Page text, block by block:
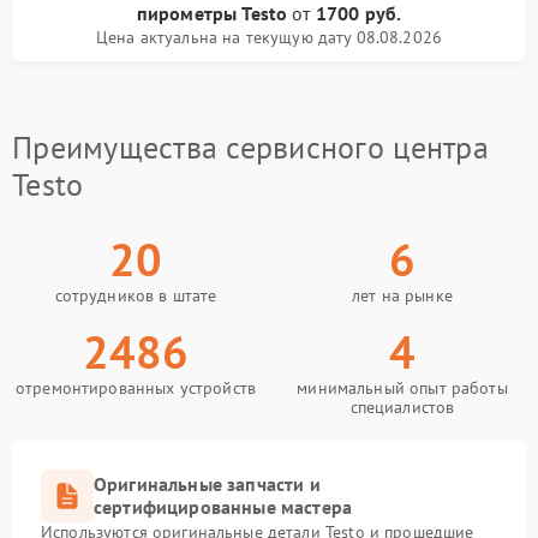
пирометры Testo от 1700 руб.
Цена актуальна на текущую дату 08.08.2026
Преимущества сервисного центра
Testo
20
сотрудников в штате
6
лет на рынке
2486
отремонтированных устройств
4
минимальный опыт работы
специалистов
Оригинальные запчасти и
сертифицированные мастера
Используются оригинальные детали Testo и прошедшие